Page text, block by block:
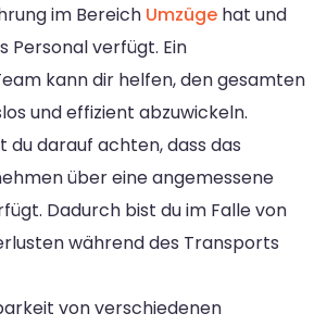
im Bereich Umzüge hat und
Personal verfügt. Ein
kann dir helfen, den gesamten
und effizient abzuwickeln.
du darauf achten, dass das
über eine angemessene
Dadurch bist du im Falle von
während des Transports
von verschiedenen